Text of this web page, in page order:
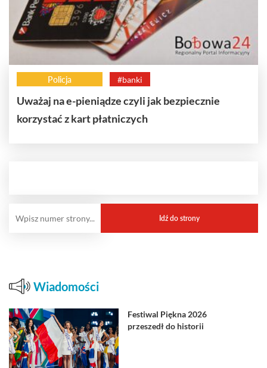
Policja #banki
Uważaj na e-pieniądze czyli jak bezpiecznie
korzystać z kart płatniczych
Wiadomości
Festiwal Piękna 2026
przeszedł do historii